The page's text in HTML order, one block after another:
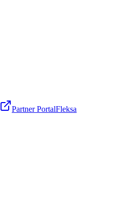
Partner PortalFleksa